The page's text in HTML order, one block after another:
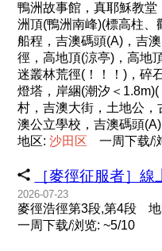
鴨洲故事館，真耶穌教
洲頂(鴨洲南峰)(標高柱、
船程，吉澳碼頭(A)，吉
徑，高地頂(涼亭)，高地
迷叢林荒徑(！！！)，碎
燈塔，岸綑(潮汐＜
村，吉澳大街，土地公
澳公立學校，吉澳碼頭
地区:沙田 区 一周下载/
［麥徑征服者］
2026-07-23
麥徑浩徑第3段,第4段
一周下载/浏览: ~5/10